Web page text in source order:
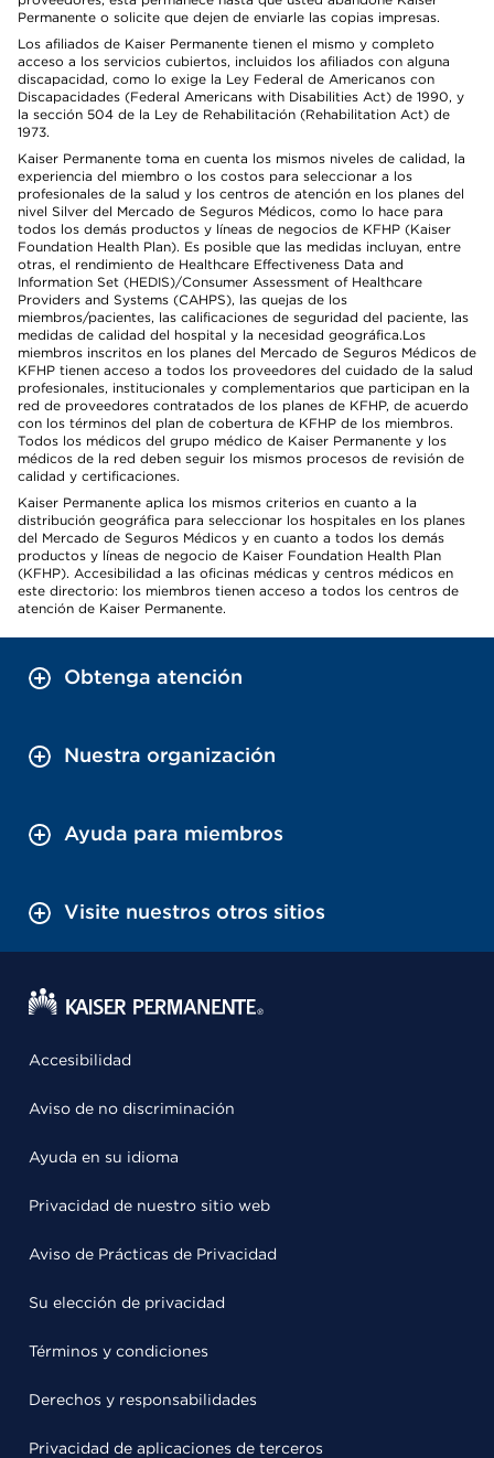
Permanente o solicite que dejen de enviarle las copias impresas.
Los afiliados de Kaiser Permanente tienen el mismo y completo
acceso a los servicios cubiertos, incluidos los afiliados con alguna
discapacidad, como lo exige la Ley Federal de Americanos con
Discapacidades (Federal Americans with Disabilities Act) de 1990, y
la sección 504 de la Ley de Rehabilitación (Rehabilitation Act) de
1973.
Kaiser Permanente toma en cuenta los mismos niveles de calidad, la
experiencia del miembro o los costos para seleccionar a los
profesionales de la salud y los centros de atención en los planes del
nivel Silver del Mercado de Seguros Médicos, como lo hace para
todos los demás productos y líneas de negocios de KFHP (Kaiser
Foundation Health Plan). Es posible que las medidas incluyan, entre
otras, el rendimiento de Healthcare Effectiveness Data and
Information Set (HEDIS)/Consumer Assessment of Healthcare
Providers and Systems (CAHPS), las quejas de los
miembros/pacientes, las calificaciones de seguridad del paciente, las
medidas de calidad del hospital y la necesidad geográfica.Los
miembros inscritos en los planes del Mercado de Seguros Médicos de
KFHP tienen acceso a todos los proveedores del cuidado de la salud
profesionales, institucionales y complementarios que participan en la
red de proveedores contratados de los planes de KFHP, de acuerdo
con los términos del plan de cobertura de KFHP de los miembros.
Todos los médicos del grupo médico de Kaiser Permanente y los
médicos de la red deben seguir los mismos procesos de revisión de
calidad y certificaciones.
Kaiser Permanente aplica los mismos criterios en cuanto a la
distribución geográfica para seleccionar los hospitales en los planes
del Mercado de Seguros Médicos y en cuanto a todos los demás
productos y líneas de negocio de Kaiser Foundation Health Plan
(KFHP). Accesibilidad a las oficinas médicas y centros médicos en
este directorio: los miembros tienen acceso a todos los centros de
atención de Kaiser Permanente.
Obtenga atención
Nuestra organización
Ayuda para miembros
Visite nuestros otros sitios
Accesibilidad
Aviso de no discriminación
Ayuda en su idioma
Privacidad de nuestro sitio web
Aviso de Prácticas de Privacidad
Su elección de privacidad
Términos y condiciones
Derechos y responsabilidades
Privacidad de aplicaciones de terceros